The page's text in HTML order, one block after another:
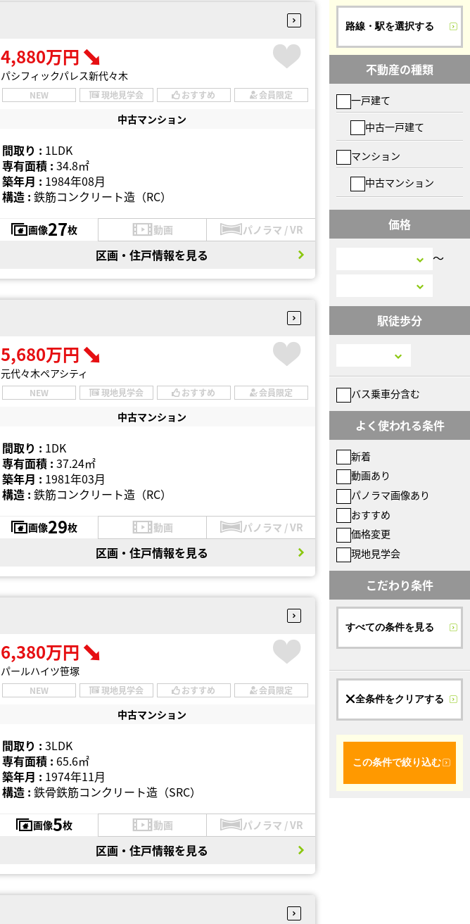
4,880万円
パシフィックパレス新代々木
NEW 現地見学会 おすすめ 会員限定
中古マンション
間取り : 1LDK
専有面積 : 34.8㎡
築年月 : 1984年08月
構造 : 鉄筋コンクリート造（RC）
画像27枚 動画 パノラマ / VR
区画・住戸情報を見る
5,680万円
元代々木ペアシティ
NEW 現地見学会 おすすめ 会員限定
中古マンション
間取り : 1DK
専有面積 : 37.24㎡
築年月 : 1981年03月
構造 : 鉄筋コンクリート造（RC）
画像29枚 動画 パノラマ / VR
区画・住戸情報を見る
6,380万円
パールハイツ笹塚
NEW 現地見学会 おすすめ 会員限定
中古マンション
間取り : 3LDK
専有面積 : 65.6㎡
築年月 : 1974年11月
構造 : 鉄骨鉄筋コンクリート造（SRC）
画像5枚 動画 パノラマ / VR
区画・住戸情報を見る
路線・駅を選択する
不動産の種類
一戸建て
中古一戸建て
マンション
中古マンション
価格
〜
駅徒歩分
バス乗車分含む
よく使われる条件
新着
動画あり
パノラマ画像あり
おすすめ
価格変更
現地見学会
こだわり条件
すべての条件を見る
全条件をクリアする
この条件で絞り込む